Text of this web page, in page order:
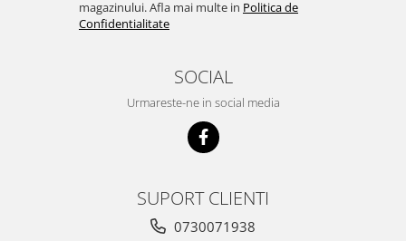
magazinului. Afla mai multe in Politica de
Confidentialitate
SOCIAL
Urmareste-ne in social media
SUPORT CLIENTI
0730071938